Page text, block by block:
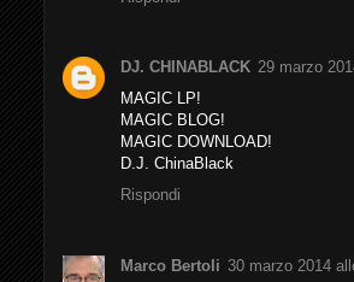
DJ. CHINABLACK 29 marzo
MAGIC LP!
MAGIC BLOG!
MAGIC DOWNLOAD!
D.J. ChinaBlack
Rispondi
Marco Bertoli 30 marzo 2014